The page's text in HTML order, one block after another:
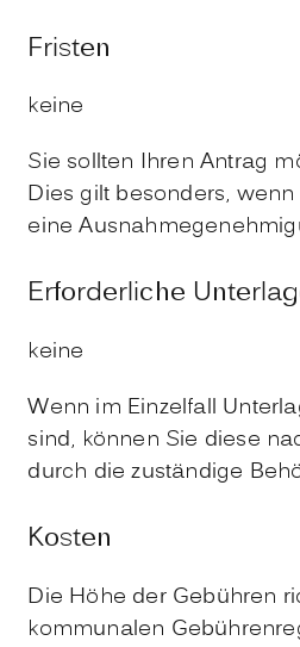
Fristen
keine
Sie sollten Ihren Antrag
Dies gilt besonders,
eine
Erforderliche
keine
Wenn im Einzelfall
sind, können Sie diese
durch die zuständige
Kosten
Die Höhe der Gebühren
kommunalen